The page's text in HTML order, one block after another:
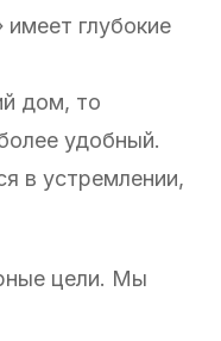
глубокие
дом, то
удобный.
в устремлении,
цели. Мы